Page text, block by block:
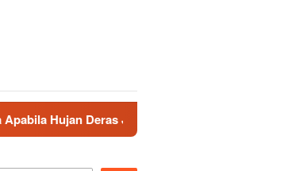
Jebol,Puluhan Warga Hutanabolon Lebih